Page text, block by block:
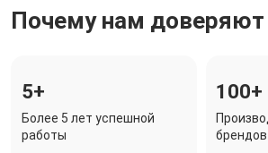
Почему нам доверяют
5+
Более 5 лет успешной
работы
100+
брендов